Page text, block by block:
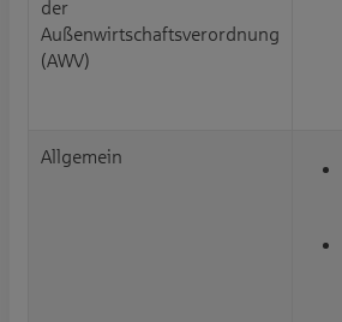
der
Außenwirtschaftsverordnung
(AWV)
Allgemein